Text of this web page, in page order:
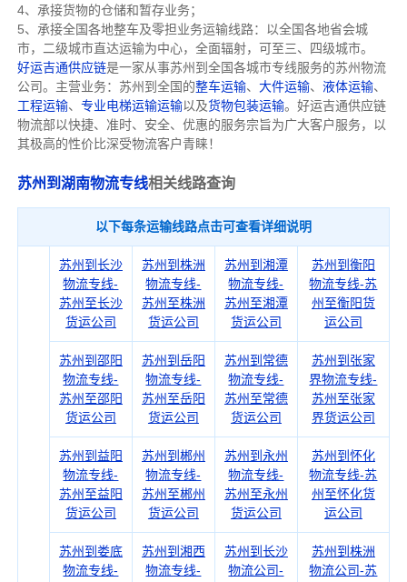
4、承接货物的仓储和暂存业务；
5、承接全国各地整车及零担业务运输线路：以全国各地省会城
市，二级城市直达运输为中心，全面辐射，可至三、四级城市。
好运吉通供应链是一家从事苏州到全国各城市专线服务的苏州物流
公司。主营业务：苏州到全国的整车运输、 大件运输、 液体运输、
工程运输、 专业电梯运输运输以及货物包装运输。好运吉通供应链
物流部以快捷、准时、安全、优惠的服务宗旨为广大客户服务，以
其极高的性价比深受物流客户青睐！
苏州到湖南物流专线相关线路查询
以下每条运输线路点击可查看详细说明
苏州到长沙
物流专线-
苏州至长沙
货运公司
苏州到株洲
物流专线-
苏州至株洲
货运公司
苏州到湘潭
物流专线-
苏州至湘潭
货运公司
苏州到衡阳
物流专线-苏
州至衡阳货
运公司
苏州到邵阳
物流专线-
苏州至邵阳
货运公司
苏州到岳阳
物流专线-
苏州至岳阳
货运公司
苏州到常德
物流专线-
苏州至常德
货运公司
苏州到张家
界物流专线-
苏州至张家
界货运公司
苏州到益阳
物流专线-
苏州至益阳
货运公司
苏州到郴州
物流专线-
苏州至郴州
货运公司
苏州到永州
物流专线-
苏州至永州
货运公司
苏州到怀化
物流专线-苏
州至怀化货
运公司
苏州到娄底
物流专线-
苏州到湘西
物流专线-
苏州到长沙
物流公司-
苏州到株洲
物流公司-苏